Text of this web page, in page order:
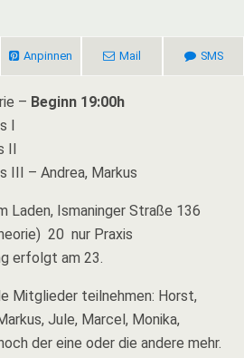
Anpinnen Mail SMS
– Beginn 19:00h
I
II
III – Andrea, Markus
Laden, Ismaninger Straße 136
20  nur Praxis
erfolgt am 23.
Mitglieder teilnehmen: Horst,
Jule, Marcel, Monika,
der eine oder die andere mehr.